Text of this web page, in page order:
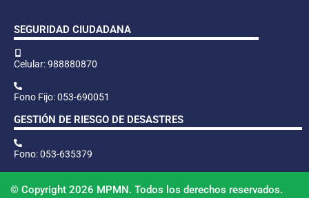
SEGURIDAD CIUDADANA
Celular: 988880870
Fono Fijo: 053-690051
GESTIÓN DE RIESGO DE DESASTRES
Fono: 053-635379
© Copyright 2026 MPMN. Todos los derechos reservados.